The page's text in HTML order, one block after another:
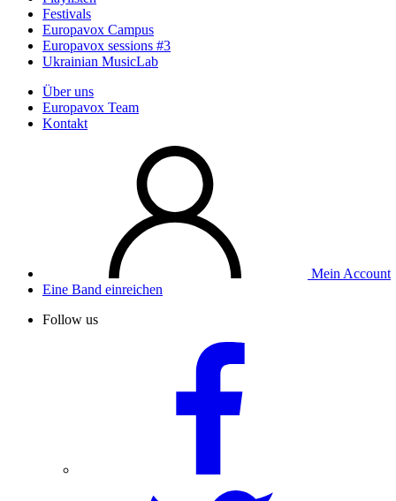
Festivals
Europavox Campus
Europavox sessions #3
Ukrainian MusicLab
Über uns
Europavox Team
Kontakt
Mein Account
Eine Band einreichen
Follow us